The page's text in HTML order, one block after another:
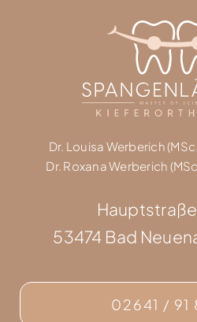
Dr. Louisa Werberich
Dr. Roxana Werberich
Hauptstraße
53474 Bad
02641 / 91